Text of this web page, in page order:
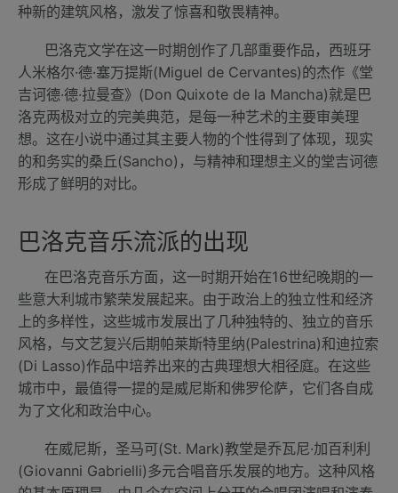
种新的建筑风格，激发了惊喜和敬畏精神。
巴洛克文学在这一时期创作了几部重要作品，西班牙
人米格尔·德·塞万提斯(Miguel de Cervantes)的杰作《堂
吉诃德·德·拉曼查》(Don Quixote de la Mancha)就是巴
洛克两极对立的完美典范，是每一种艺术的主要审美理
想。这在小说中通过其主要人物的个性得到了体现，现实
的和务实的桑丘(Sancho)，与精神和理想主义的堂吉诃德
形成了鲜明的对比。
巴洛克音乐流派的出现
在巴洛克音乐方面，这一时期开始在16世纪晚期的一
些意大利城市繁荣发展起来。由于政治上的独立性和经济
上的多样性，这些城市发展出了几种独特的、独立的音乐
风格，与文艺复兴后期帕莱斯特里纳(Palestrina)和迪拉索
(Di Lasso)作品中培养出来的古典理想大相径庭。在这些
城市中，最值得一提的是威尼斯和佛罗伦萨，它们各自成
为了文化和政治中心。
在威尼斯，圣马可(St. Mark)教堂是乔瓦尼·加百利利
(Giovanni Gabrielli)多元合唱音乐发展的地方。这种风格